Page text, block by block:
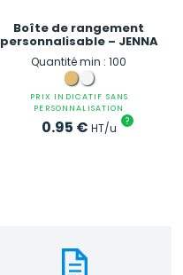
Boîte de rangement
personnalisable – JENNA
Quantité min : 100
PRIX INDICATIF SANS
PERSONNALISATION
0.95 € HT/u ?